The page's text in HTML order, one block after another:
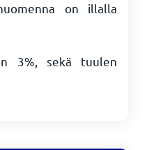
on illalla
3%, sekä tuulen